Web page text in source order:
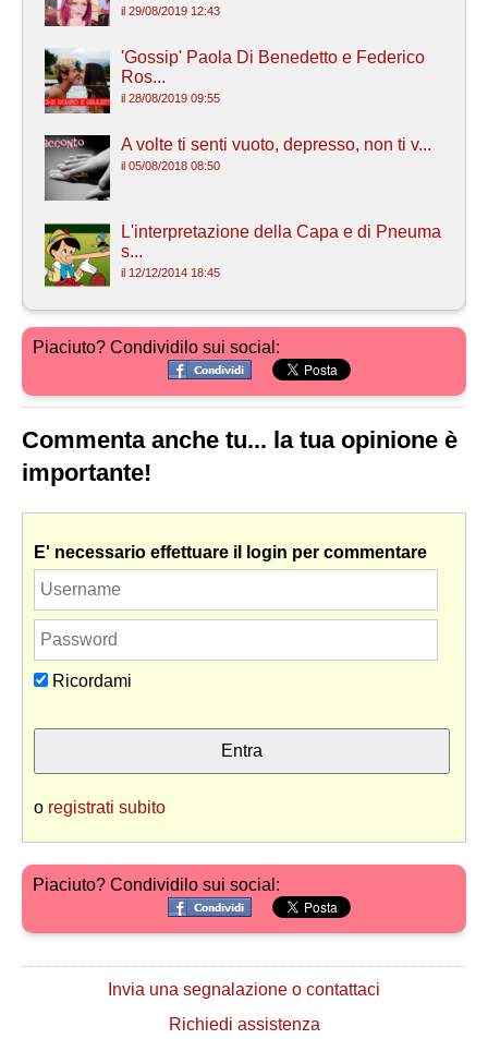
il 29/08/2019 12:43
'Gossip' Paola Di Benedetto e Federico
Ros...
il 28/08/2019 09:55
A volte ti senti vuoto, depresso, non ti v...
il 05/08/2018 08:50
L'interpretazione della Capa e di Pneuma
s...
il 12/12/2014 18:45
Piaciuto? Condividilo sui social:
Commenta anche tu... la tua opinione è
importante!
E' necessario effettuare il login per commentare
Ricordami
o registrati subito
Piaciuto? Condividilo sui social:
Invia una segnalazione o contattaci
Richiedi assistenza